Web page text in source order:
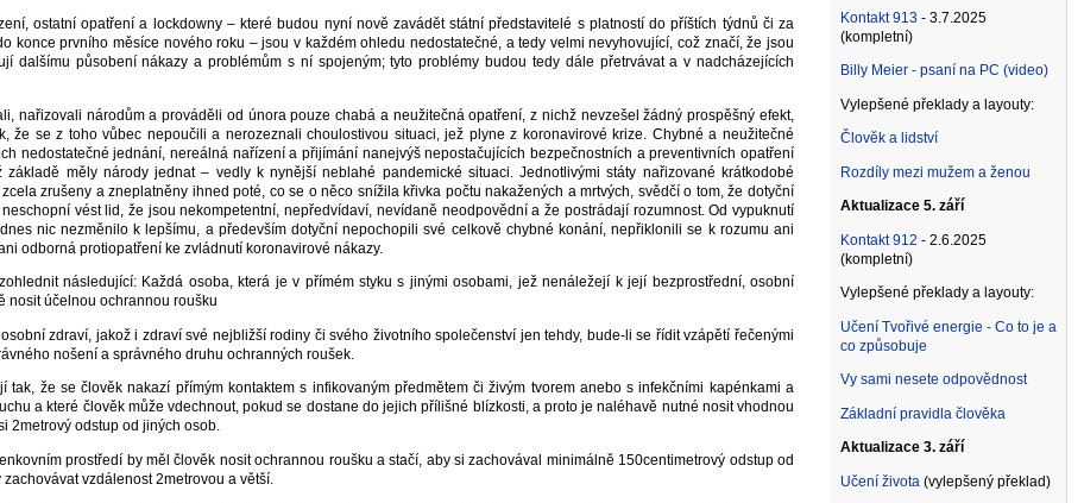
ostatní opatření a lockdowny – které budou nyní nově zavádět státní představitelé s platností do příštích týdnů či za
konce prvního měsíce nového roku – jsou v každém ohledu nedostatečné, a tedy velmi nevyhovující, což značí, že jsou
dalšímu působení nákazy a problémům s ní spojeným; tyto problémy budou tedy dále přetrvávat a v nadcházejících
nařizovali národům a prováděli od února pouze chabá a neužitečná opatření, z nichž nevzešel žádný prospěšný efekt,
že se z toho vůbec nepoučili a nerozeznali choulostivou situaci, jež plyne z koronavirové krize. Chybné a neužitečné
nedostatečné jednání, nereálná nařízení a přijímání nanejvýš nepostačujících bezpečnostních a preventivních opatření
měly národy jednat – vedly k nynější neblahé pandemické situaci. Jednotlivými státy nařizované krátkodobé
zrušeny a zneplatněny ihned poté, co se o něco snížila křivka počtu nakažených a mrtvých, svědčí o tom, že dotyční
vést lid, že jsou nekompetentní, nepředvídaví, nevídaně neodpovědní a že postrádají rozumnost. Od vypuknutí
nic nezměnilo k lepšímu, a především dotyční nepochopili své celkově chybné konání, nepřiklonili se k rozumu ani
odborná protiopatření ke zvládnutí koronavirové nákazy.
následující: Každá osoba, která je v přímém styku s jinými osobami, jež nenáležejí k její bezprostřední, osobní
nosit účelnou ochrannou roušku
zdraví, jakož i zdraví své nejbližší rodiny či svého životního společenství jen tehdy, bude-li se řídit vzápětí řečenými
nošení a správného druhu ochranných roušek.
tak, že se člověk nakazí přímým kontaktem s infikovaným předmětem či živým tvorem anebo s infekčními kapénkami a
a které člověk může vdechnout, pokud se dostane do jejich přílišné blízkosti, a proto je naléhavě nutné nosit vhodnou
2metrový odstup od jiných osob.
prostředí by měl člověk nosit ochrannou roušku a stačí, aby si zachovával minimálně 150centimetrový odstup od
vzdálenost 2metrovou a větší.
Kontakt 913- 3.7.2025
(kompletní)
Billy Meier - psaní na PC (video)
Vylepšené překlady a layouty:
Člověk a lidství
Rozdíly mezi mužem a ženou
Aktualizace 5. září
Kontakt 912 - 2.6.2025
(kompletní)
Vylepšené překlady a layouty:
Učení Tvořivé energie - Co to je a
co způsobuje
Vy sami nesete odpovědnost
Základní pravidla člověka
Aktualizace 3. září
Učení života (vylepšený překlad)